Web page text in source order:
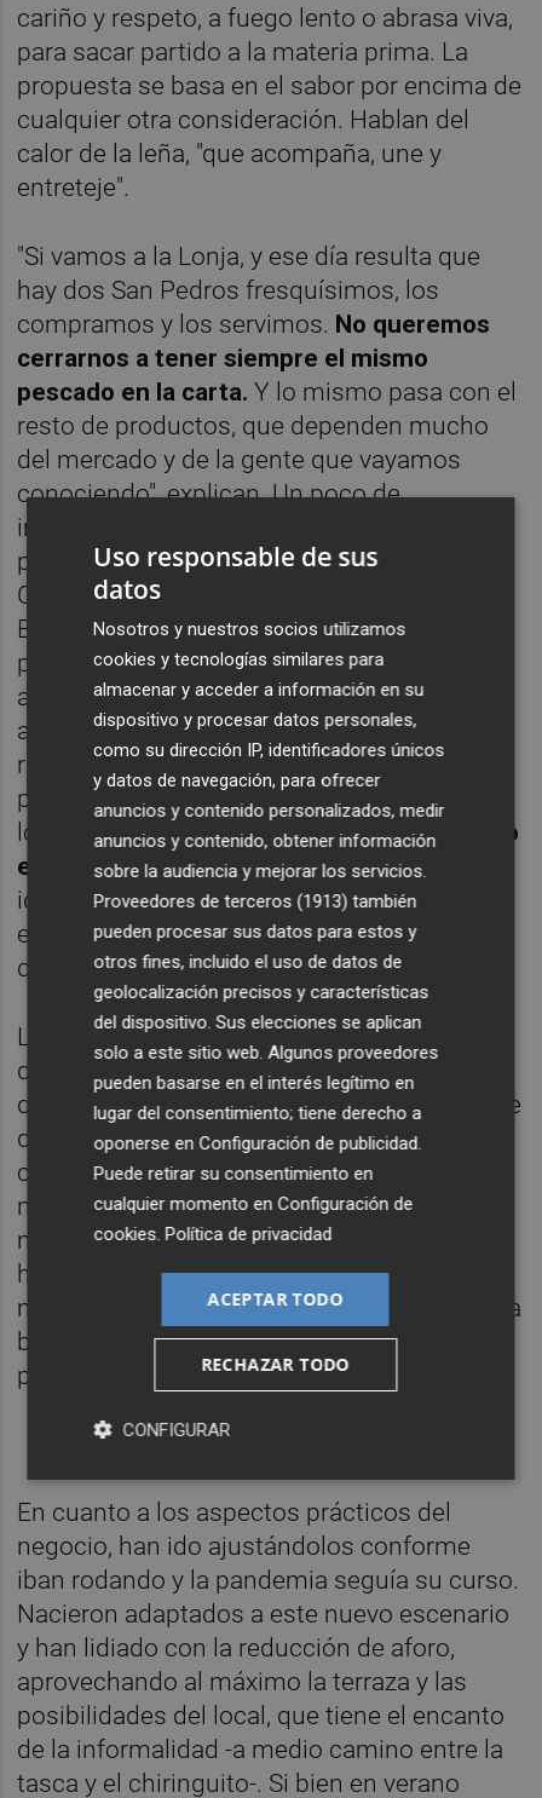
cariño y respeto, a fuego lento o abrasa viva,
para sacar partido a la materia prima. La
propuesta se basa en el sabor por encima de
cualquier otra consideración. Hablan del
calor de la leña, "que acompaña, une y
entreteje".
"Si vamos a la Lonja, y ese día resulta que
hay dos San Pedros fresquísimos, los
compramos y los servimos. No queremos
cerrarnos a tener siempre el mismo
pescado en la carta. Y lo mismo pasa con el
resto de productos, que dependen mucho
del mercado y de la gente que vayamos
conociendo", explican. Un poco de
improvisación, pero también de curiosidad
por el entorno. Sirven cerveza artesana de
Castellón y traen pan artesano de
Benicàssim, mientras indagan entre otros
proyectos afines que puedan proveerles de
alimentos. Y como Miguel también es un
apasionado del vino, las botellas no suelen
repetirse, ya que le gusta apostar por
pequeños viticultores y siente debilidad por
los vinos biodinámicos y naturales. "Nuestro
enfoque es totalmente local. La gente ha
ido entrando en ese rollo y parece que les
está gustando. Había una parte de Castellón
que lo estaba demandado", comentan.
La clientela más mayor, de ancla y barco, ha
dejado paso a los comensales de cabecera,
que es gente de entre 30 y 40 años, capaz de
desplazarse a propósito. Amantes del buen
comer, a quienes no les duele pagar el ticket
medio -entre 40 y 50 euros, dependiendo
mucho de la bebida, porque hay vinos de
hasta 120 euros.-. Además, las raciones son
muy generosas, por lo que se puede comer a
base de entrantes, o compartir un plato y
pedir un principal.
En cuanto a los aspectos prácticos del
negocio, han ido ajustándolos conforme
iban rodando y la pandemia seguía su curso.
Nacieron adaptados a este nuevo escenario
y han lidiado con la reducción de aforo,
aprovechando al máximo la terraza y las
posibilidades del local, que tiene el encanto
de la informalidad -a medio camino entre la
tasca y el chiringuito-. Si bien en verano
Uso responsable de sus
datos
Nosotros y nuestros socios utilizamos
cookies y tecnologías similares para
almacenar y acceder a información en su
dispositivo y procesar datos personales,
como su dirección IP, identificadores únicos
y datos de navegación, para ofrecer
anuncios y contenido personalizados, medir
anuncios y contenido, obtener información
sobre la audiencia y mejorar los servicios.
Proveedores de terceros (1913) también
pueden procesar sus datos para estos y
otros fines, incluido el uso de datos de
geolocalización precisos y características
del dispositivo. Sus elecciones se aplican
solo a este sitio web. Algunos proveedores
pueden basarse en el interés legítimo en
lugar del consentimiento; tiene derecho a
oponerse enConfiguración de publicidad
Puede retirar su consentimiento en
cualquier momento enConfiguración de
cookies .Política de privacidad
ACEPTAR TODO
RECHAZAR TODO
CONFIGURAR